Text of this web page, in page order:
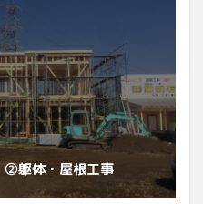
躯体・屋根工事